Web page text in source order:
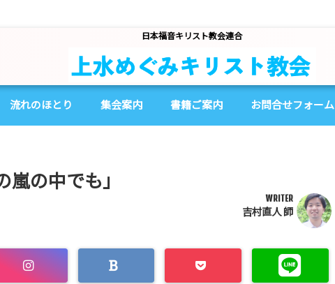
日本福音キリスト教会連合
流れのほとり 集会案内 書籍ご案内 お問合せフォーム
の中でも」
WRITER
吉村直人 師